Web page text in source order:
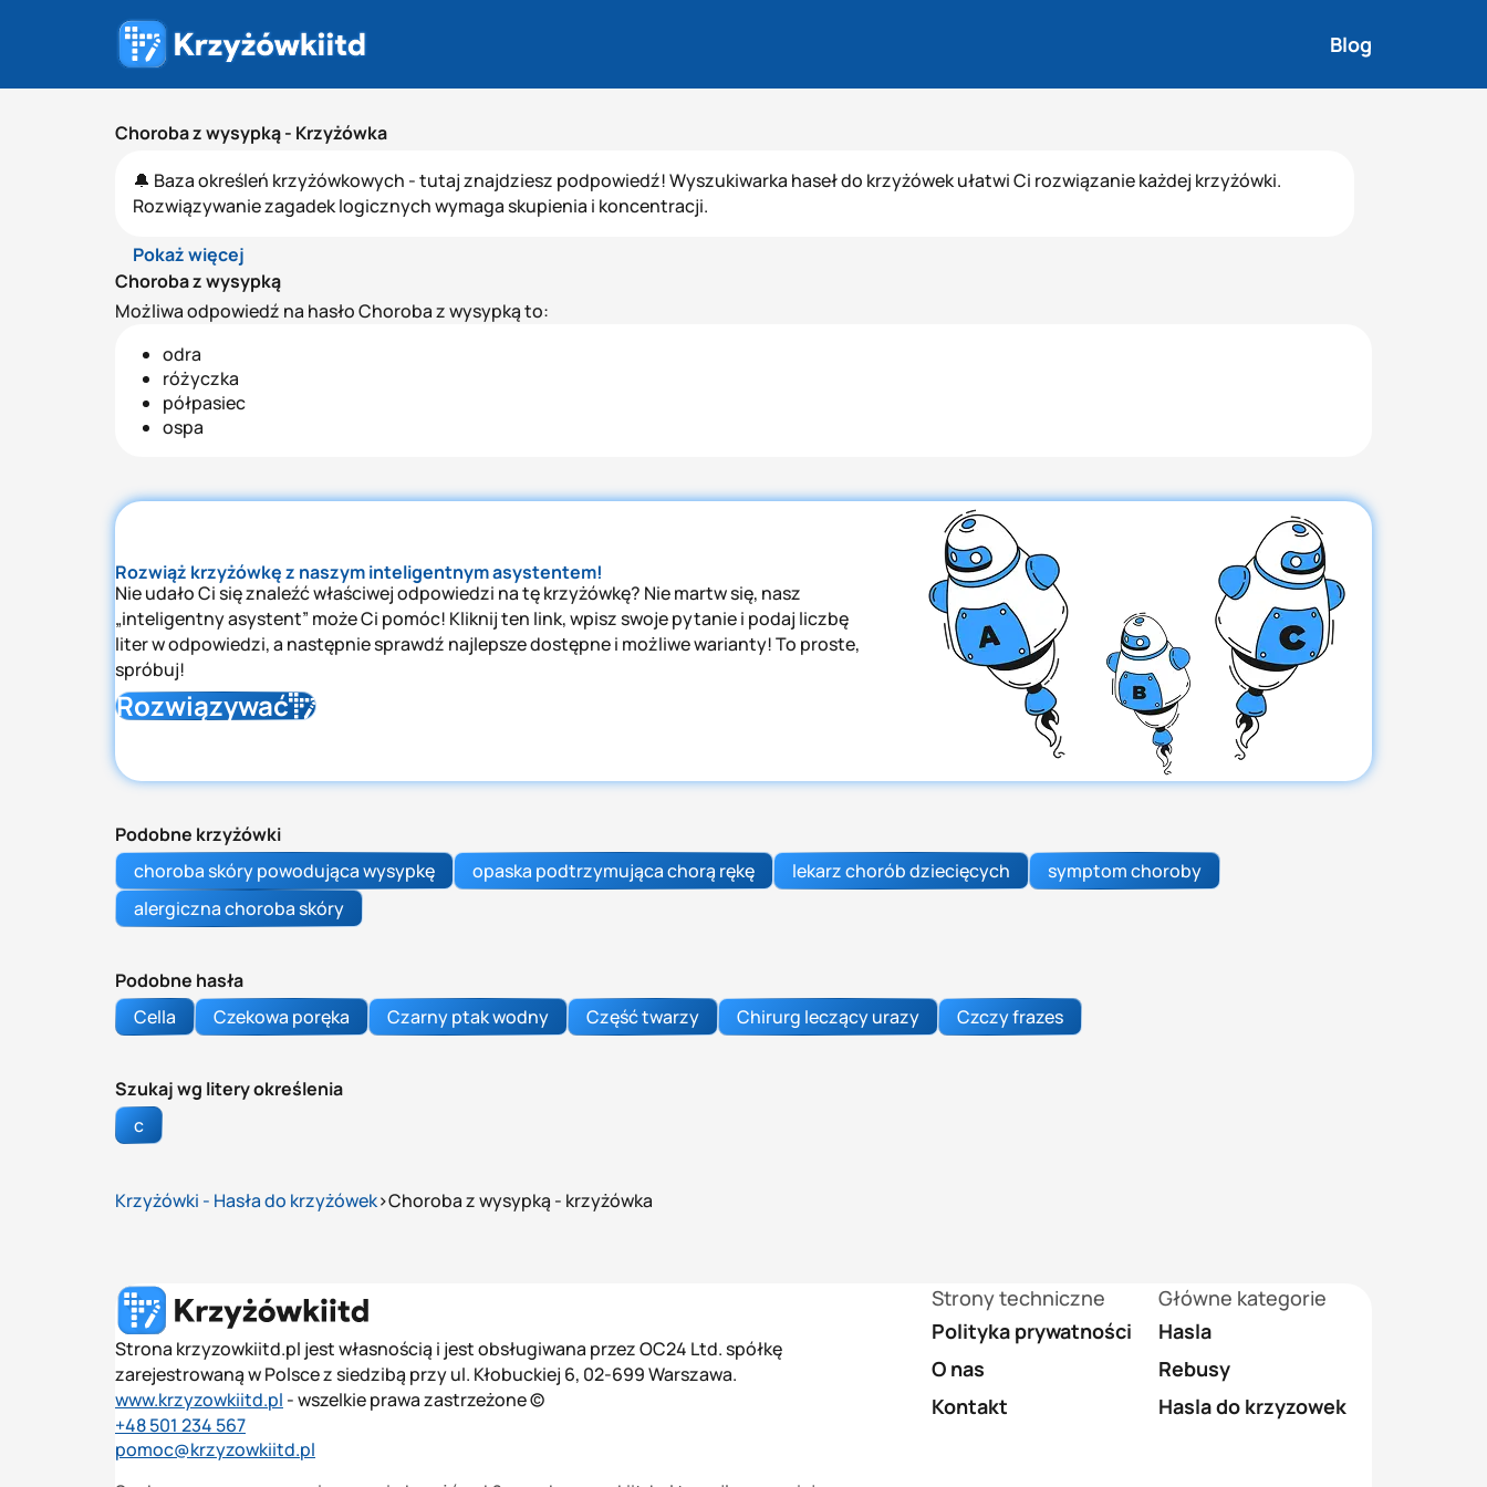
Blog
Choroba z wysypką - Krzyżówka
🔔 Baza określeń krzyżówkowych - tutaj znajdziesz podpowiedź! Wyszukiwarka haseł do krzyżówek ułatwi Ci rozwiązanie każdej krzyżówki.
Rozwiązywanie zagadek logicznych wymaga skupienia i koncentracji.
Pokaż więcej
Choroba z wysypką
Możliwa odpowiedź na hasło Choroba z wysypką to:
odra
różyczka
półpasiec
ospa
Rozwiąż krzyżówkę z naszym inteligentnym asystentem!
Nie udało Ci się znaleźć właściwej odpowiedzi na tę krzyżówkę? Nie martw się, nasz
„inteligentny asystent” może Ci pomóc! Kliknij ten link, wpisz swoje pytanie i podaj liczbę
liter w odpowiedzi, a następnie sprawdź najlepsze dostępne i możliwe warianty! To proste,
spróbuj!
Rozwiązywać
Podobne krzyżówki
choroba skóry powodująca wysypkę
opaska podtrzymująca chorą rękę lekarz chorób dziecięcych
symptom choroby
alergiczna choroba skóry
Podobne hasła
Cella
Сzekowa poręka Czarny ptak wodny Część twarzy Chirurg leczący urazy Czczy frazes
Szukaj wg litery określenia
c
Krzyżówki - Hasła do krzyżówek Choroba z wysypką - krzyżówka
Strona krzyzowkiitd.pl jest własnością i jest obsługiwana przez OC24 Ltd. spółkę
zarejestrowaną w Polsce z siedzibą przy ul. Kłobuckiej 6, 02-699 Warszawa.
www.krzyzowkiitd.pl - wszelkie prawa zastrzeżone ©
+48 501 234 567
pomoc@krzyzowkiitd.pl
Strony techniczne
Polityka prywatności
O nas
Kontakt
Główne kategorie
Hasla
Rebusy
Hasla do krzyzowek